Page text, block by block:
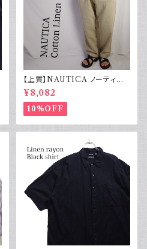
【上質】NAUTICA ノーティカ
コットンリネンパンツ ツータック
¥8,082
10%OFF